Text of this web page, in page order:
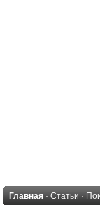
Главная · Статьи ·